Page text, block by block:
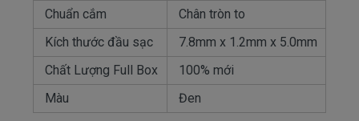
Chuẩn cắm
Chân tròn to
Kích thước đầu sạc
7.8mm x 1.2mm x 5.0mm
Chất Lượng Full Box
100% mới
Màu
Đen